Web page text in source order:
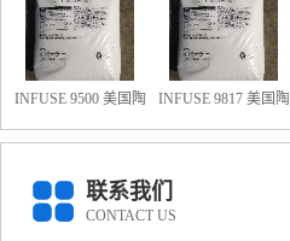
上海科思创
INFUSE 9500 美国陶
氏OBC 9500
INFUSE 9817 美国陶
氏OBC 9817
联系我们
CONTACT US